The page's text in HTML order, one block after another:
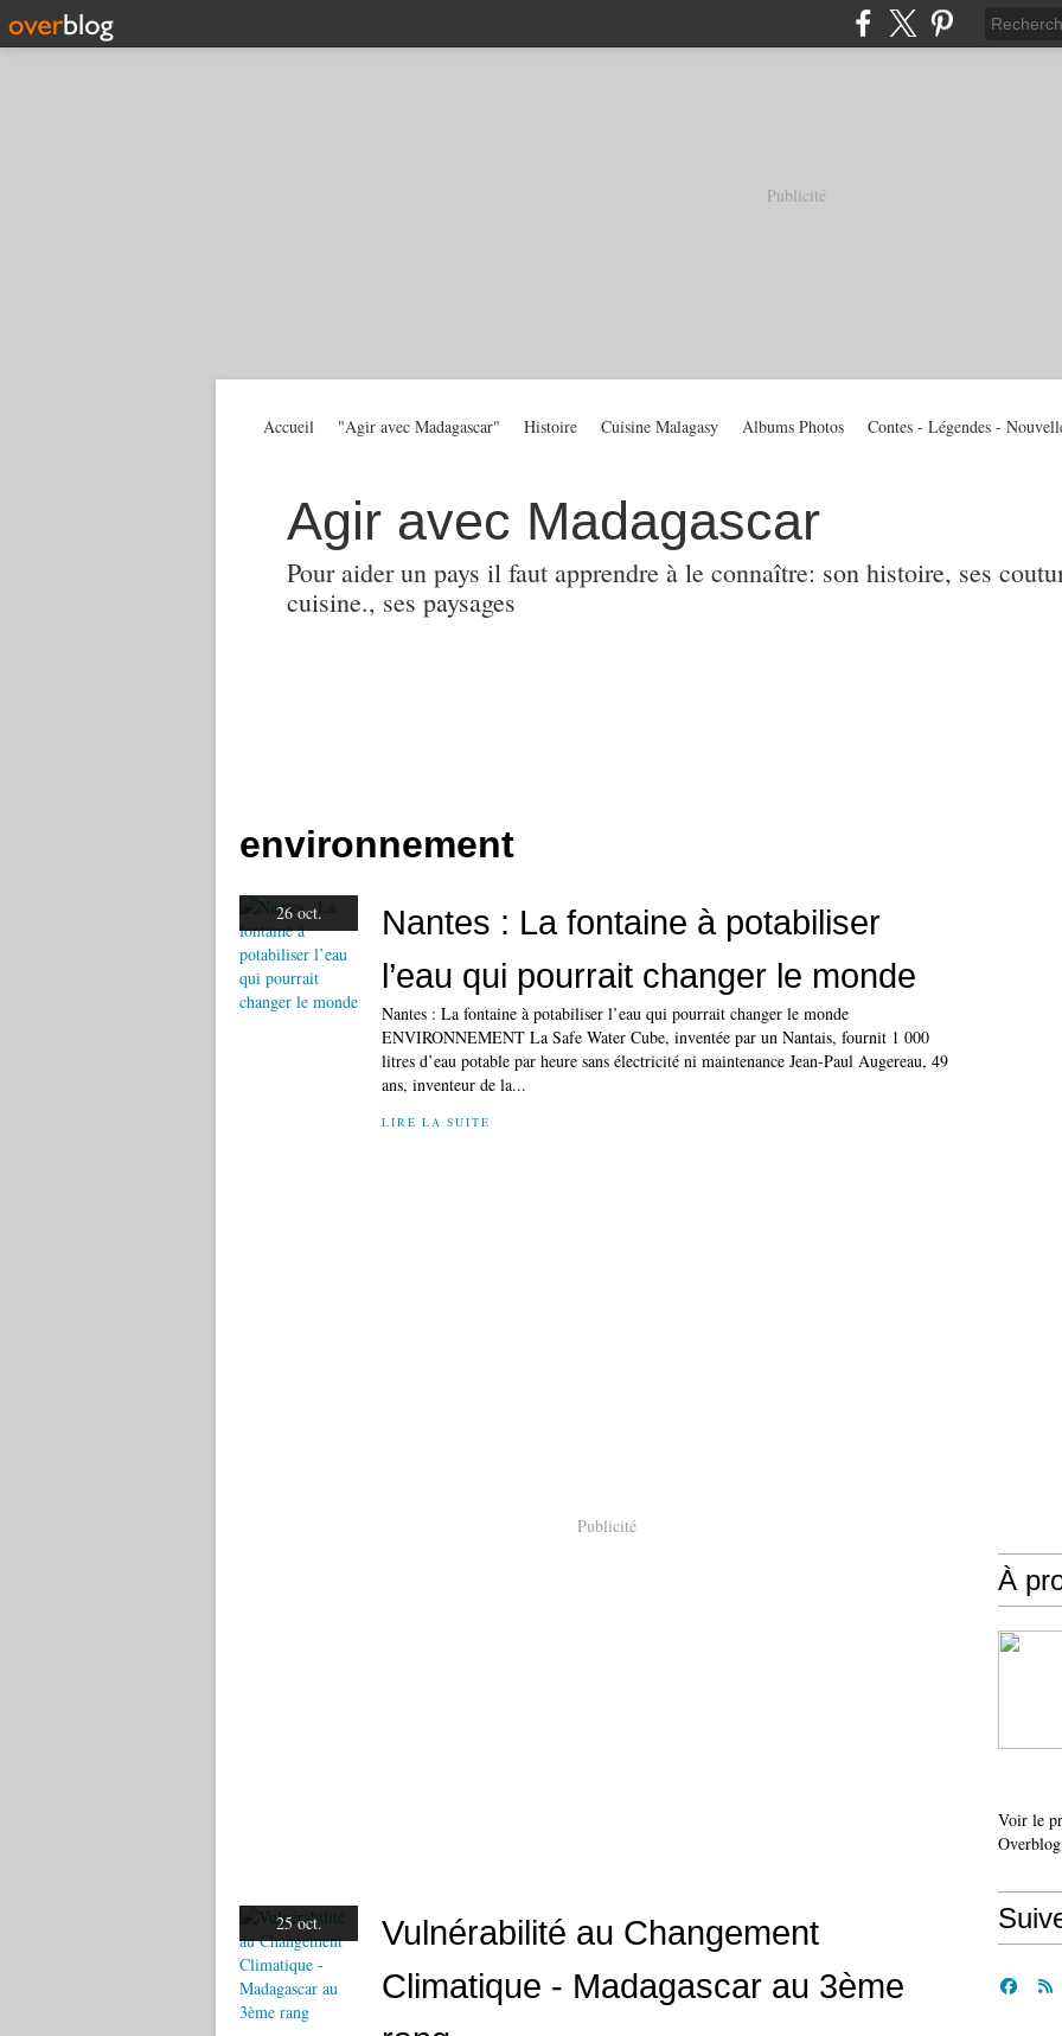
Publicité
Agir avec Madagascar
Pour aider un pays il faut apprendre à le connaître: son histoire, ses
cuisine., ses paysages
Accueil "Agir avec Madagascar" Histoire Cuisine Malagasy Albums Photos Contes - Légendes -
environnement
26 oct.
Nantes : La fontaine à potabiliser
l’eau qui pourrait changer le monde
Nantes : La fontaine à potabiliser l’eau qui pourrait changer le monde
ENVIRONNEMENT La Safe Water Cube, inventée par un Nantais, fournit 1 000
litres d’eau potable par heure sans électricité ni maintenance Jean-Paul Augereau, 49
ans, inventeur de la...
LIRE LA SUITE
Publicité
25 oct.
Vulnérabilité au Changement
Climatique - Madagascar au 3ème
À
Voir le
Overblog